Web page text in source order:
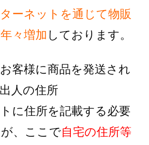
ーネットを通じて物販
年々増加 しております。
客様に商品を発送され
人の住所
に住所を記載する必要
、 ここで自宅の住所等